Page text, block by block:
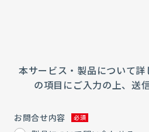
本サービス・製品について
の項目にご入力の上、送
お問合せ内容